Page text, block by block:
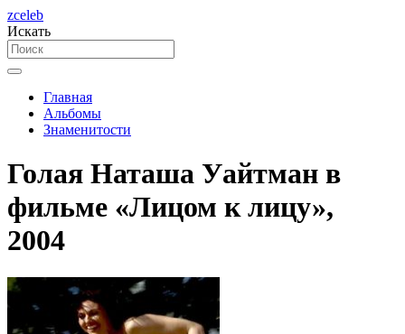
zceleb
Искать
Главная
Альбомы
Знаменитости
Голая Наташа Уайтман в
фильме «Лицом к лицу»,
2004